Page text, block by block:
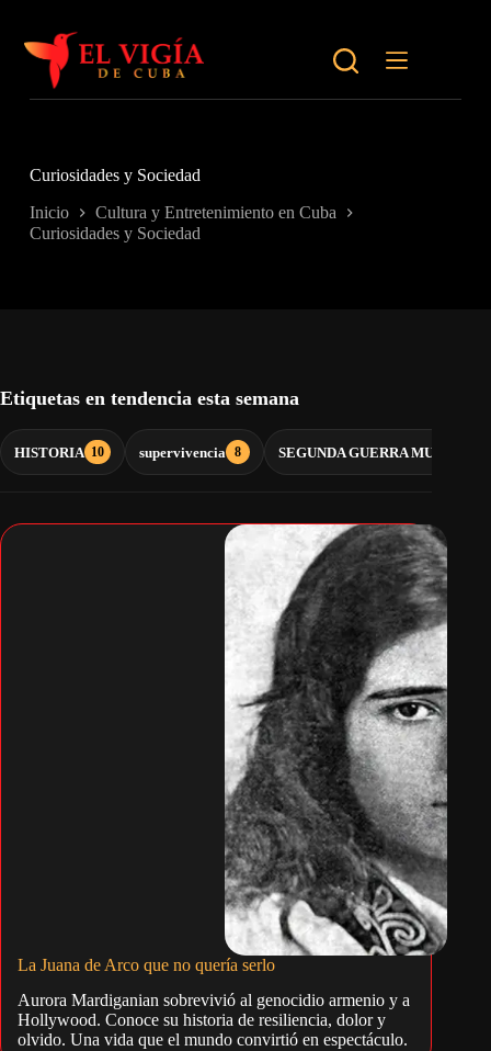
contenido
Curiosidades y Sociedad
Inicio
Cultura y Entretenimiento en Cuba
Curiosidades y Sociedad
Etiquetas en tendencia esta semana
HISTORIA 10 supervivencia 8 SEGUNDA GUERRA MUNDIAL
La Juana de Arco que no quería serlo
Aurora Mardiganian sobrevivió al genocidio armenio y a
Hollywood. Conoce su historia de resiliencia, dolor y
olvido. Una vida que el mundo convirtió en espectáculo.